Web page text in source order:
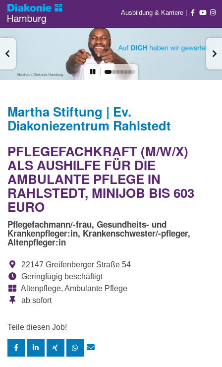
Ausbildung & Karriere |
Martha Stiftung | Ev.
Diakoniezentrum Rahlstedt
PFLEGEFACHKRAFT (M/W/X)
ALS AUSHILFE FÜR DIE
AMBULANTE PFLEGE IN
RAHLSTEDT, MINIJOB BIS 603
EURO
Pflegefachmann/-frau, Gesundheits- und
Krankenpfleger:in, Krankenschwester/-pfleger,
Altenpfleger:in
22147 Greifenberger Straße 54
Geringfügig beschäftigt
Altenpflege, Ambulante Pflege
ab sofort
Teile diesen Job!